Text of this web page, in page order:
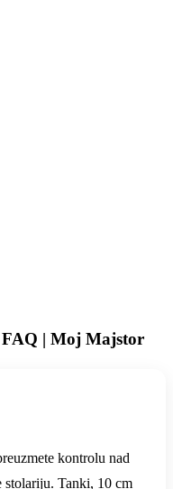
FAQ | Moj Majstor
kontrolu nad
stolariju. Tanki, 10 cm